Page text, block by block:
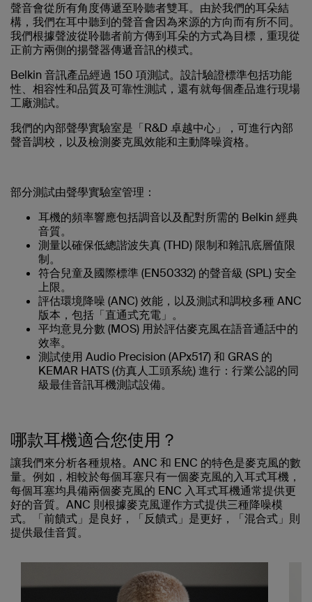
聲音會從所有角度傳遞至聆聽者雙耳。由於我們的耳朵結
構，我們在耳中聽到的聲音會因為來源的方向而有所不同。
我們根據聲波從聆聽者前方傳到耳朵的方式為目標，重現從
正前方兩側的揚聲器傳遞音訊的模式。
Belkin 音訊產品經過 150 項測試。設計驗證標準包括功能
性、相容性和品質及可靠性測試，還有就每個產品進行現場
工廠測試。
我們的內部聲學實驗室是「R&D 卓越中心」，可進行內部
聲音調校，以及檢測麥克風效能和主動降噪資格。
部分測試由聲學實驗室管理：
耳機的頻率響應包括調音以及配對所需的 Belkin 經典
音質。
測量以確保低總諧波失真 (THD) 限制和雜訊底層值限
制。
符合兒童及國際標準 (EN50332) 的聲音級 (SPL) 安全
上限。
評估環境降噪 (ANC) 效能，以及測試和調校多種 ANC
版本，包括「直通式充電」。
平均意見分數 (MOS) 用於評估麥克風在語音通話中的
效率。
測試使用 Audio Precision (APx517) 和 GRAS 的
KEMAR HATS (仿真人工頭系統) 進行：行業公認的同
級最佳音訊耳機測試設備。
哪款耳機適合您使用？
讓我們來分析各種規格。ANC 和 ENC 的特色是麥克風的數
量。例如，相較於每個耳塞只有一個麥克風的入耳式耳機，
每個耳塞均具備兩個麥克風的 ENC 入耳式耳機通常提供更
好的音質。ANC 則根據麥克風運作方式提供三種降噪模
式。「前饋式」是良好，「反饋式」是更好，「混合式」則
提供最佳音質。